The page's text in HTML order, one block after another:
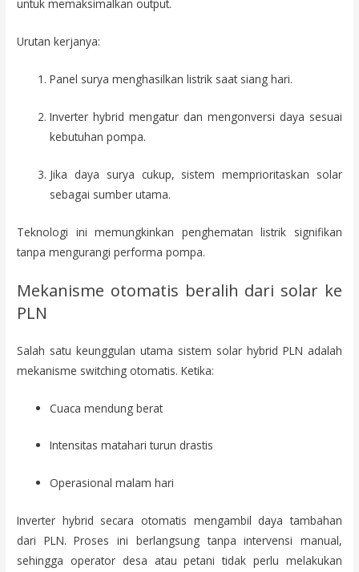
untuk memaksimalkan output.
Urutan kerjanya:
Panel surya menghasilkan listrik saat siang hari.
Inverter hybrid mengatur dan mengonversi daya sesuai
kebutuhan pompa.
Jika daya surya cukup, sistem memprioritaskan solar
sebagai sumber utama.
Teknologi ini memungkinkan penghematan listrik signifikan
tanpa mengurangi performa pompa.
Mekanisme otomatis beralih dari solar ke
PLN
Salah satu keunggulan utama sistem solar hybrid PLN adalah
mekanisme switching otomatis. Ketika:
Cuaca mendung berat
Intensitas matahari turun drastis
Operasional malam hari
Inverter hybrid secara otomatis mengambil daya tambahan
dari PLN. Proses ini berlangsung tanpa intervensi manual,
sehingga operator desa atau petani tidak perlu melakukan